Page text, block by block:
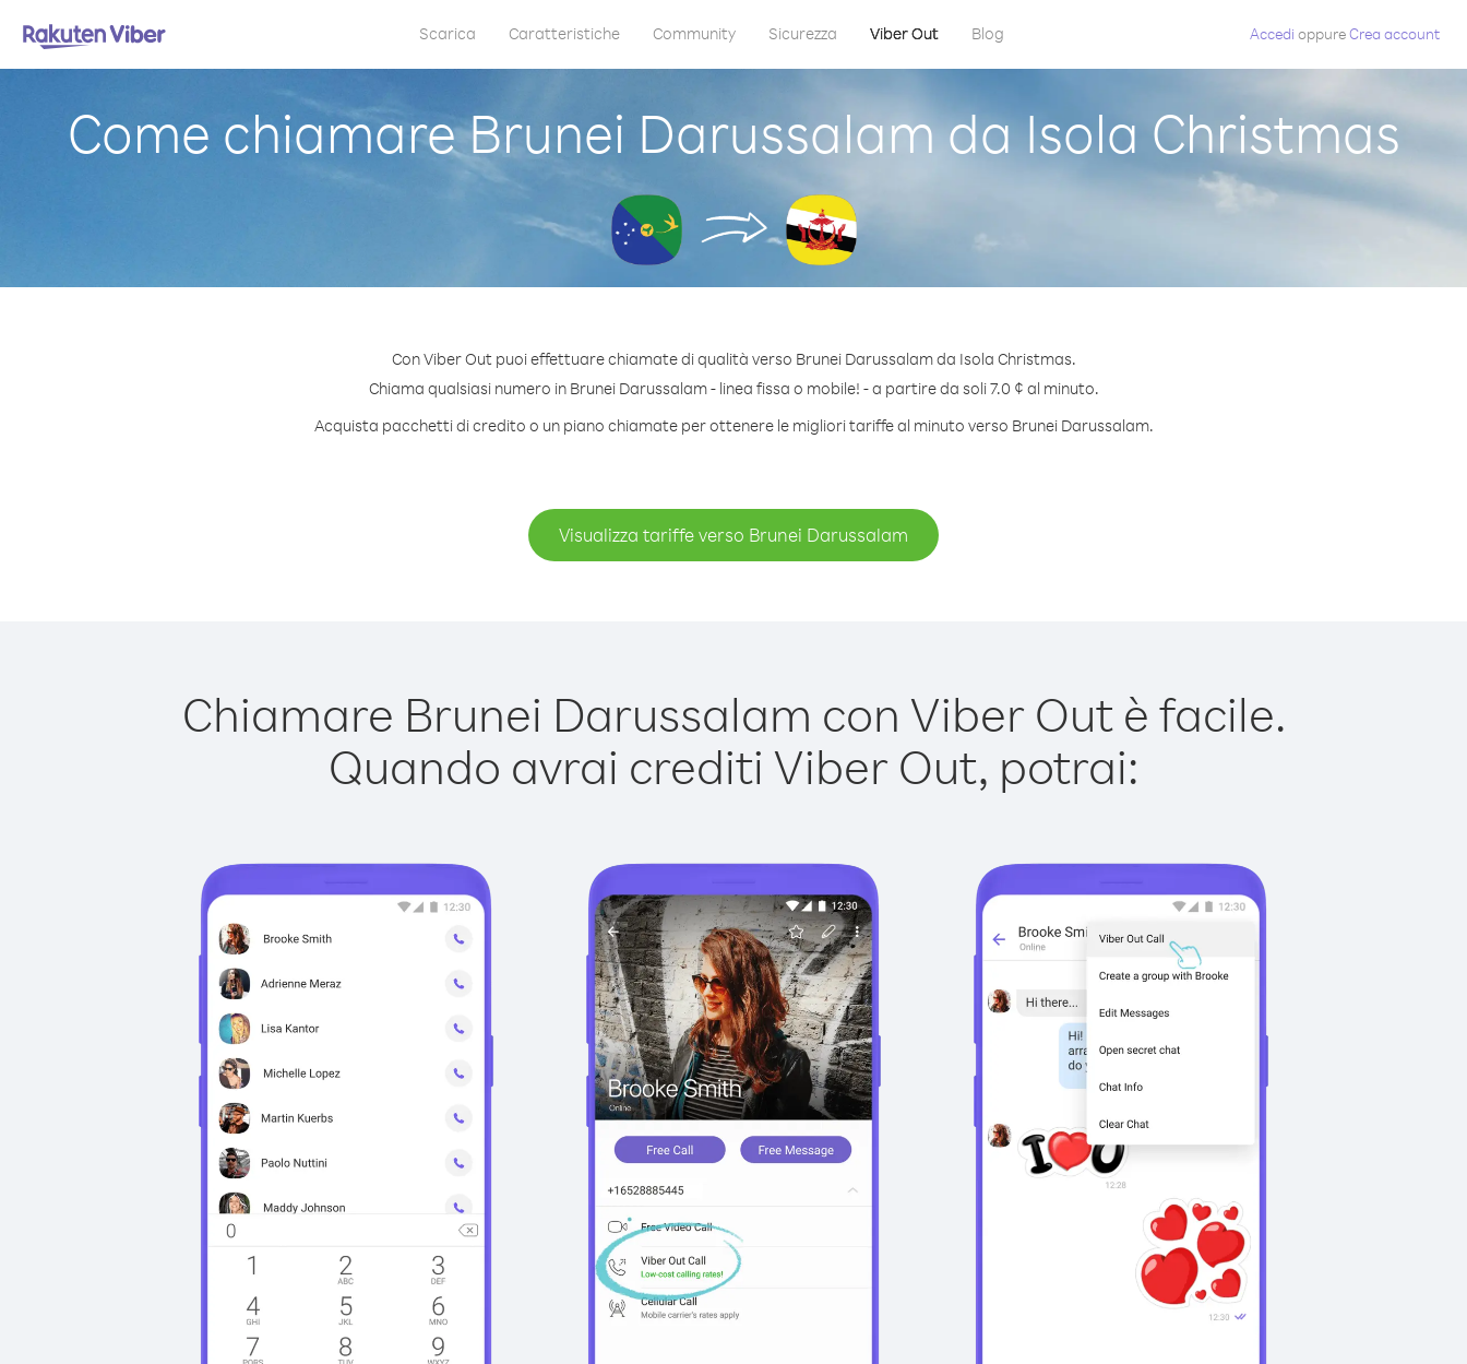
Scarica Caratteristiche Community Sicurezza Viber Out Blog Accedi oppureCrea account
Come chiamare Brunei Darussalam da Isola Christmas
Con Viber Out puoi effettuare chiamate di qualità verso Brunei Darussalam da Isola Christmas.
Chiama qualsiasi numero in Brunei Darussalam - linea fissa o mobile! - a partire da soli 7.0 ¢ al minuto.
Acquista pacchetti di credito o un piano chiamate per ottenere le migliori tariffe al minuto verso Brunei Darussalam.
Visualizza tariffe verso Brunei Darussalam
Chiamare Brunei Darussalam con Viber Out è facile.
Quando avrai crediti Viber Out, potrai: